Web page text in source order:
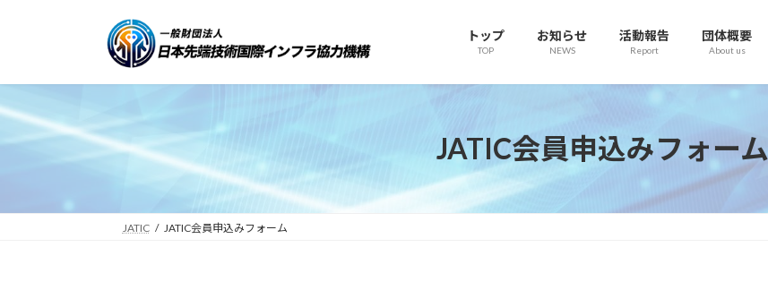
へ
ョ
トップ
TOP
お知らせ
NEWS
活動報告
Report
団体概要
About us
JATIC会員申込みフォーム
JATIC JATIC会員申込みフォーム